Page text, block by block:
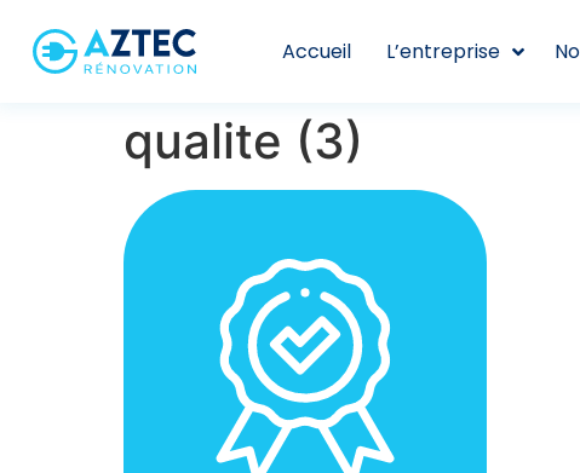
Accueil L’entreprise
qualite (3)